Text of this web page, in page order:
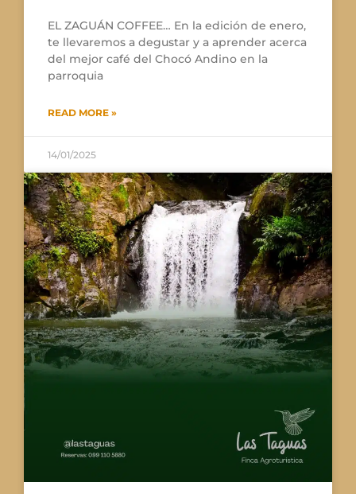
EL ZAGUÁN COFFEE… En la edición de enero,
te llevaremos a degustar y a aprender acerca
del mejor café del Chocó Andino en la
parroquia
READ MORE »
14/01/2025